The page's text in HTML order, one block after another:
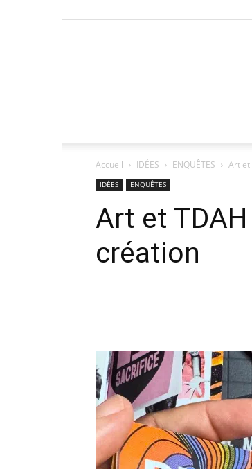
Accueil IDÉES ENQUÊTES Art et
IDÉES ENQUÊTES
Art et
création